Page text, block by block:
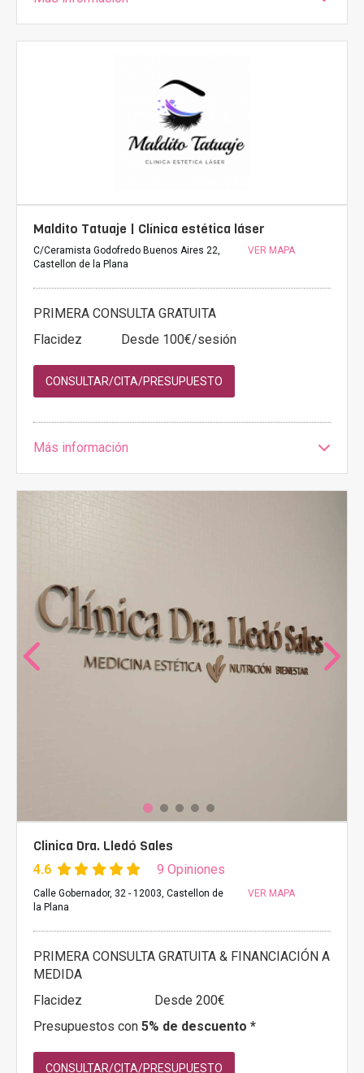
Maldito Tatuaje | Clínica estética láser
C/Ceramista Godofredo Buenos Aires 22,
Castellon de la Plana
VER MAPA
PRIMERA CONSULTA GRATUITA
Flacidez
Desde 100€/sesión
CONSULTAR/CITA/PRESUPUESTO
Más información
Clinica Dra. Lledó Sales
4.6 9 Opiniones
Calle Gobernador, 32 - 12003, Castellon de
la Plana
VER MAPA
PRIMERA CONSULTA GRATUITA & FINANCIACIÓN A
MEDIDA
Flacidez
Desde 200€
Presupuestos con 5% de descuento *
CONSULTAR/CITA/PRESUPUESTO